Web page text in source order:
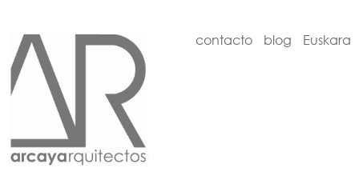
contacto blog Euskara